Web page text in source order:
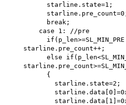
starline.state=1;
break;
case 1: //pre
if(p_len>=SL_MIN_PRE
starline.pre_count++;
else
{
starline.state=2;